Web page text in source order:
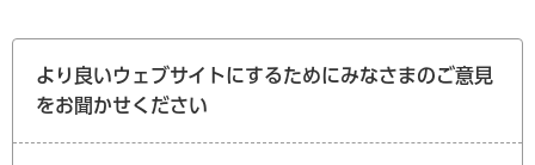
より良いウェブサイトにするためにみなさまのご意見
をお聞かせください